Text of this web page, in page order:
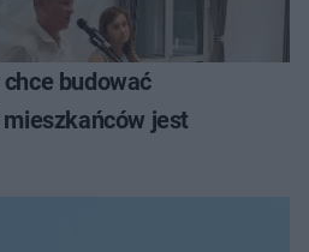
budować
jest